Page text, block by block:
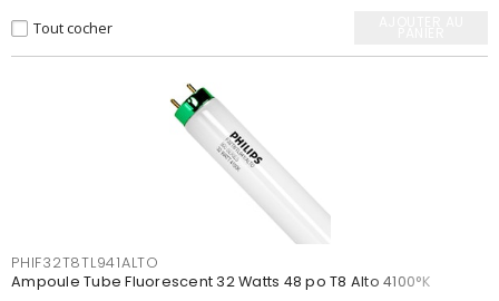
Tout cocher
PHIF32T8TL941ALTO
Ampoule Tube Fluorescent 32 Watts 48 po T8 Alto 4100°K